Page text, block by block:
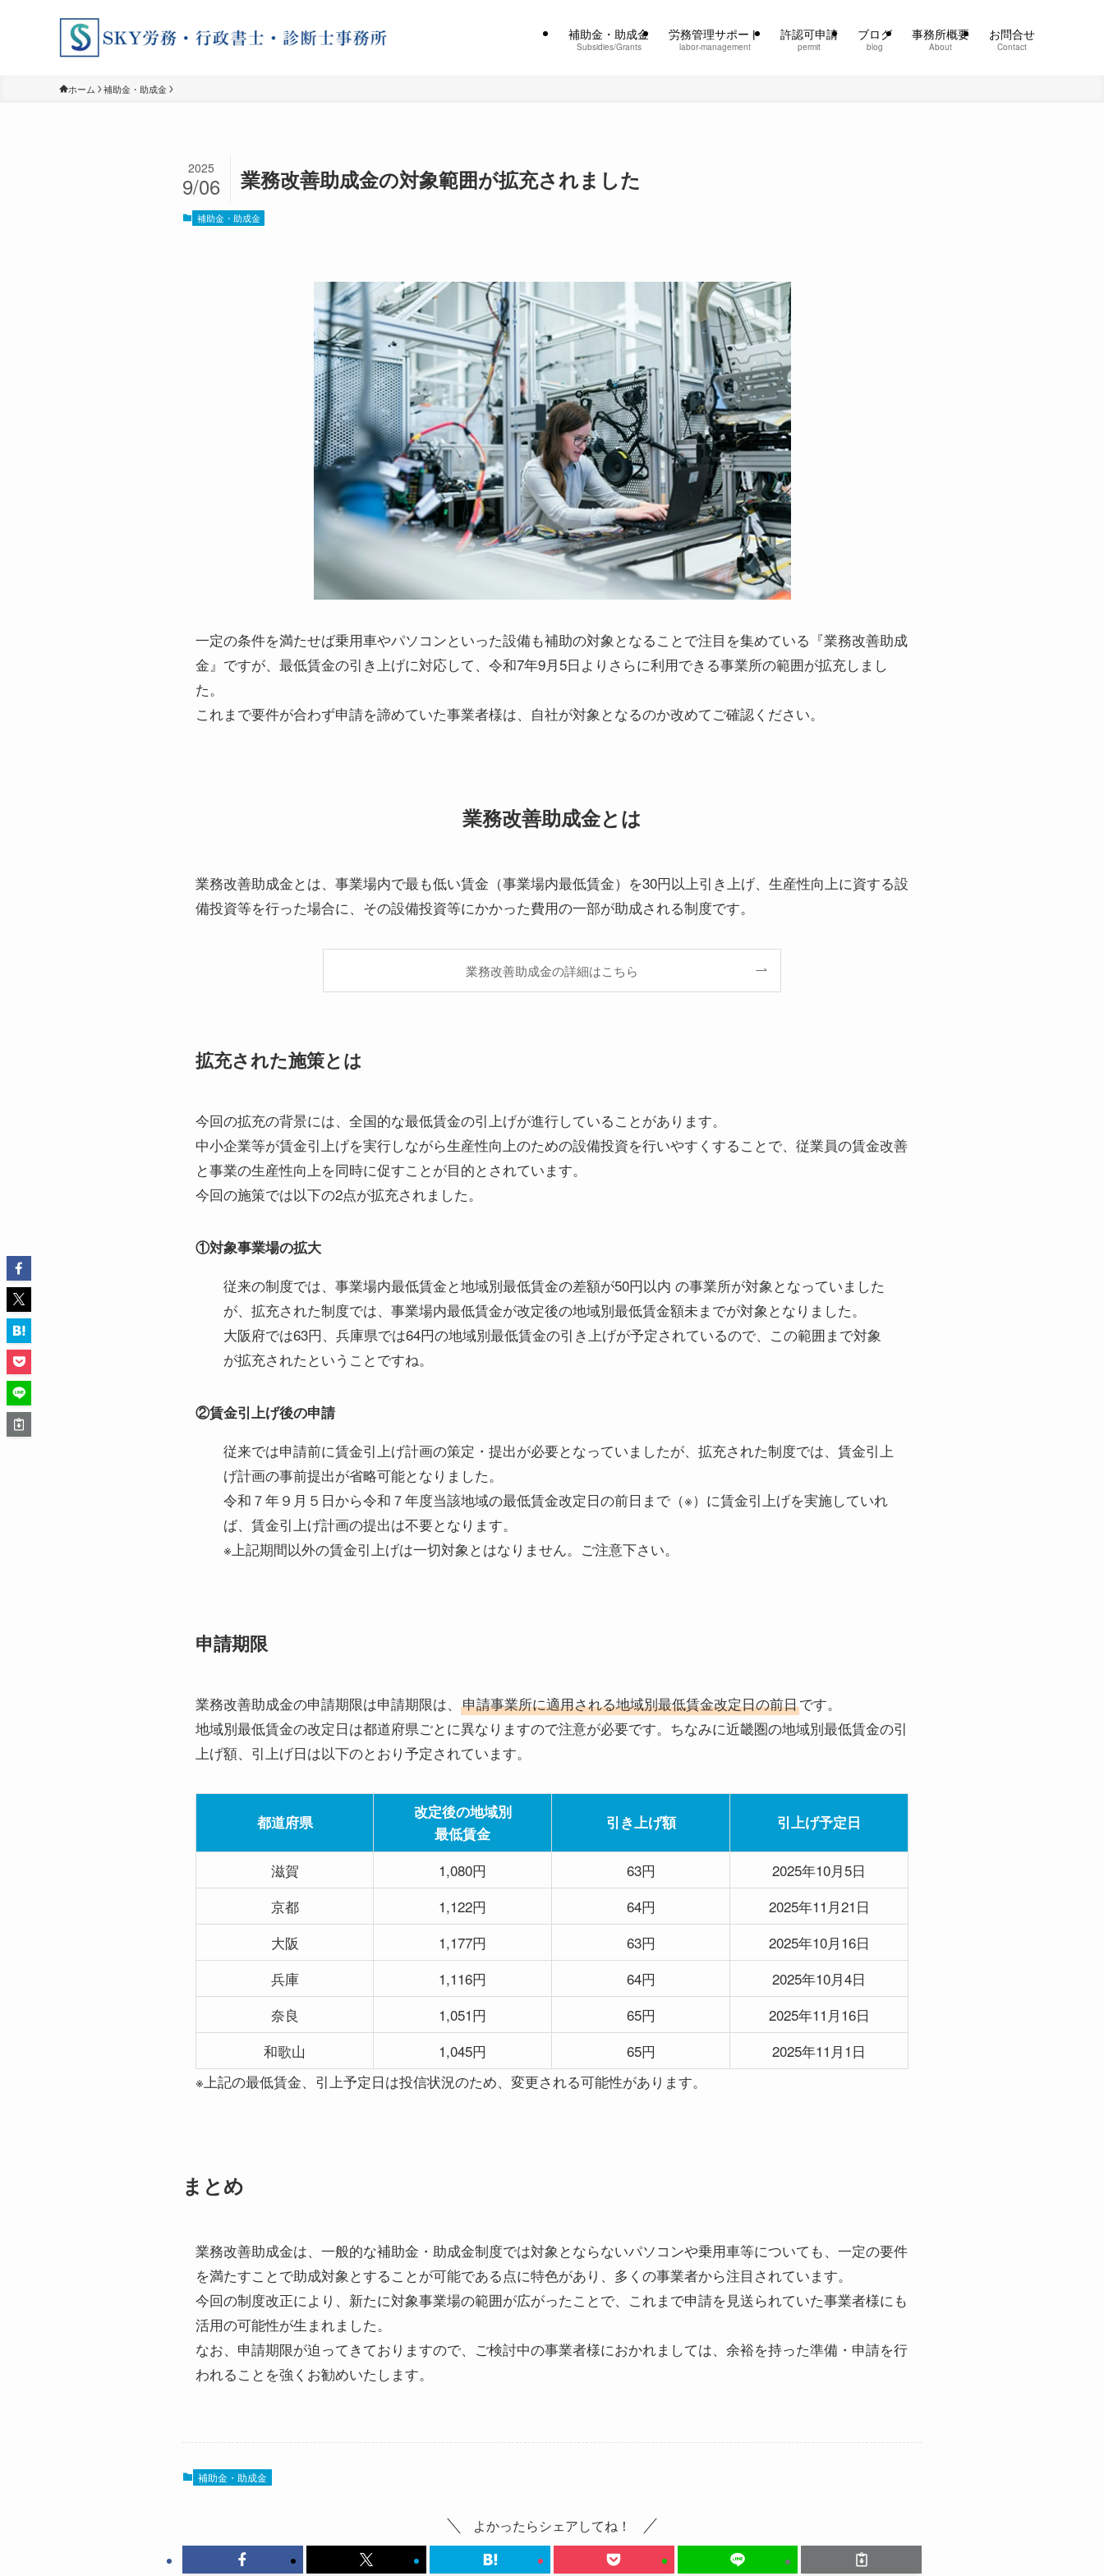
補助金・助成金
Subsidies/Grants
労務管理サポート
labor-management
許認可申請
permit
ブログ
blog
事務所概要
About
お問合せ
Contact
ホーム 補助金・助成金
業務改善助成金の対象範囲が拡充されました
2025
9/06
補助金・助成金
一定の条件を満たせば乗用車やパソコンといった設備も補助の対象となることで注目を集めている『業務改善助成
金』ですが、最低賃金の引き上げに対応して、令和7年9月5日よりさらに利用できる事業所の範囲が拡充しまし
た。
これまで要件が合わず申請を諦めていた事業者様は、自社が対象となるのか改めてご確認ください。
業務改善助成金とは
業務改善助成金とは、事業場内で最も低い賃金（事業場内最低賃金）を30円以上引き上げ、生産性向上に資する設
備投資等を行った場合に、その設備投資等にかかった費用の一部が助成される制度です。
業務改善助成金の詳細はこちら
拡充された施策とは
今回の拡充の背景には、全国的な最低賃金の引上げが進行していることがあります。
中小企業等が賃金引上げを実行しながら生産性向上のための設備投資を行いやすくすることで、従業員の賃金改善
と事業の生産性向上を同時に促すことが目的とされています。
今回の施策では以下の2点が拡充されました。
①対象事業場の拡大
従来の制度では、事業場内最低賃金と地域別最低賃金の差額が50円以内 の事業所が対象となっていました
が、拡充された制度では、事業場内最低賃金が改定後の地域別最低賃金額未までが対象となりました。
大阪府では63円、兵庫県では64円の地域別最低賃金の引き上げが予定されているので、この範囲まで対象
が拡充されたということですね。
②賃金引上げ後の申請
従来では申請前に賃金引上げ計画の策定・提出が必要となっていましたが、拡充された制度では、賃金引上
げ計画の事前提出が省略可能となりました。
令和７年９月５日から令和７年度当該地域の最低賃金改定日の前日まで（※）に賃金引上げを実施していれ
ば、賃金引上げ計画の提出は不要となります。
※上記期間以外の賃金引上げは一切対象とはなりません。ご注意下さい。
申請期限
業務改善助成金の申請期限は申請期限は、 申請事業所に適用される地域別最低賃金改定日の前日です。
地域別最低賃金の改定日は都道府県ごとに異なりますので注意が必要です。ちなみに近畿圏の地域別最低賃金の引
上げ額、引上げ日は以下のとおり予定されています。
都道府県
改定後の地域別
最低賃金
引き上げ額 引上げ予定日
滋賀 1,080円 63円
2025年10月5日
京都
1,122円 64円
2025年11月21日
大阪
1,177円 63円
2025年10月16日
兵庫
1,116円 64円
2025年10月4日
奈良
1,051円 65円
2025年11月16日
和歌山
1,045円 65円
2025年11月1日
※上記の最低賃金、引上予定日は投信状況のため、変更される可能性があります。
まとめ
業務改善助成金は、一般的な補助金・助成金制度では対象とならないパソコンや乗用車等についても、一定の要件
を満たすことで助成対象とすることが可能である点に特色があり、多くの事業者から注目されています。
今回の制度改正により、新たに対象事業場の範囲が広がったことで、これまで申請を見送られていた事業者様にも
活用の可能性が生まれました。
なお、申請期限が迫ってきておりますので、ご検討中の事業者様におかれましては、余裕を持った準備・申請を行
われることを強くお勧めいたします。
補助金・助成金
よかったらシェアしてね！